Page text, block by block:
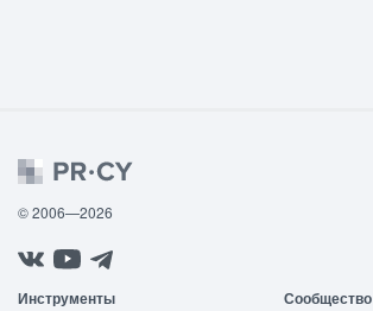
© 2006—2026
Инструменты Сообщество